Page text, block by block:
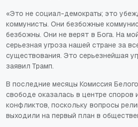
«Это не социал-демократы; это
коммунисты. Они безбожные
безбожны. Они не верят в Бога. На
серьезная угроза нашей стране за
существования. Это серьезнейшая
заявил Трамп.
В последние месяцы Комиссия
свободе оказалась в центре споров
конфликтов, поскольку вопросы
выходили на первый план в